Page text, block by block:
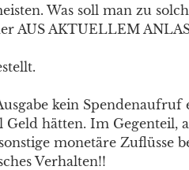
Was soll man zu
AUS AKTUELLEM
kein
Geld hätten. Im Gegenteil,
monetäre Zuflüsse
Verhalten!!